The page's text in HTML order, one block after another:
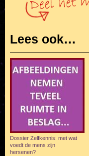
Lees ook…
Dossier Zelfkennis: met wat
voedt de mens zijn
hersenen?